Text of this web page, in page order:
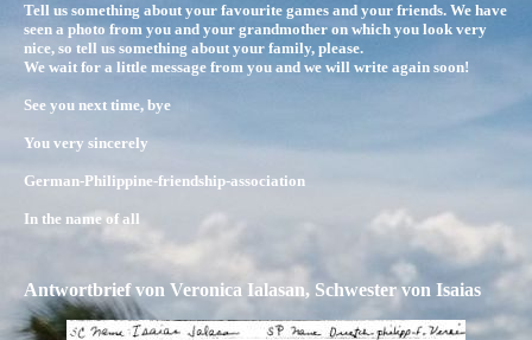
Tell us something about your favourite games and your friends. We have
seen a photo from you and your grandmother on which you look very
nice, so tell us something about your family, please.
We wait for a little message from you and we will write again soon!
See you next time, bye
You very sincerely
German-Philippine-friendship-association
In the name of all
Antwortbrief von Veronica Ialasan, Schwester von Isaias